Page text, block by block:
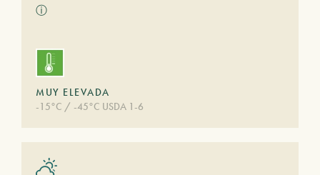
ⓘ
MUY ELEVADA
-15°C / -45°C USDA 1-6